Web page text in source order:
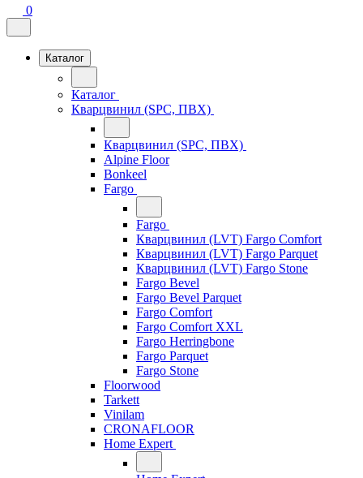
0
Каталог
Каталог
Кварцвинил (SPC, ПВХ)
Кварцвинил (SPC, ПВХ)
Alpine Floor
Bonkeel
Fargo
Fargo
Кварцвинил (LVT) Fargo Comfort
Кварцвинил (LVT) Fargo Parquet
Кварцвинил (LVT) Fargo Stone
Fargo Bevel
Fargo Bevel Parquet
Fargo Comfort
Fargo Comfort XXL
Fargo Herringbone
Fargo Parquet
Fargo Stone
Floorwood
Tarkett
Vinilam
CRONAFLOOR
Home Expert